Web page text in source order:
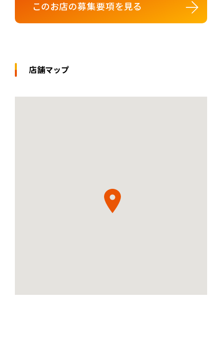
このお店の募集要項を見る
店舗マップ